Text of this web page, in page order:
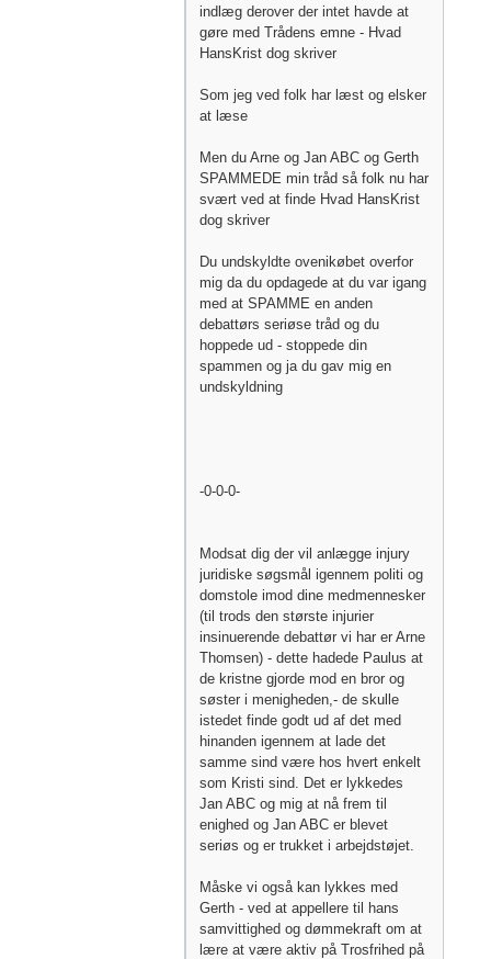
indlæg derover der intet havde at
gøre med Trådens emne - Hvad
HansKrist dog skriver
Som jeg ved folk har læst og elsker
at læse
Men du Arne og Jan ABC og Gerth
SPAMMEDE min tråd så folk nu har
svært ved at finde Hvad HansKrist
dog skriver
Du undskyldte ovenikøbet overfor
mig da du opdagede at du var igang
med at SPAMME en anden
debattørs seriøse tråd og du
hoppede ud - stoppede din
spammen og ja du gav mig en
undskyldning
-0-0-0-
Modsat dig der vil anlægge injury
juridiske søgsmål igennem politi og
domstole imod dine medmennesker
(til trods den største injurier
insinuerende debattør vi har er Arne
Thomsen) - dette hadede Paulus at
de kristne gjorde mod en bror og
søster i menigheden,- de skulle
istedet finde godt ud af det med
hinanden igennem at lade det
samme sind være hos hvert enkelt
som Kristi sind. Det er lykkedes
Jan ABC og mig at nå frem til
enighed og Jan ABC er blevet
seriøs og er trukket i arbejdstøjet.
Måske vi også kan lykkes med
Gerth - ved at appellere til hans
samvittighed og dømmekraft om at
lære at være aktiv på Trosfrihed på